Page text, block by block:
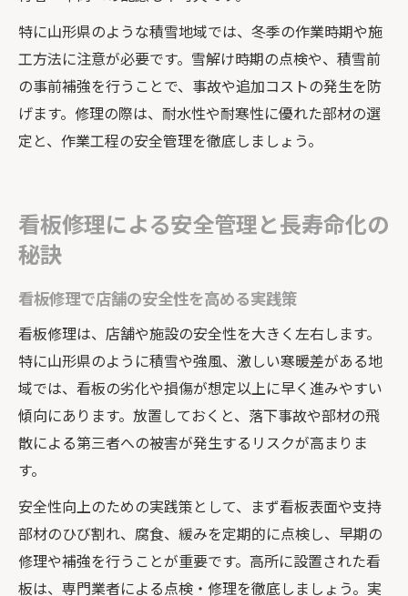
特に山形県のような積雪地域では、冬季の作業時期や施
工方法に注意が必要です。雪解け時期の点検や、積雪前
の事前補強を行うことで、事故や追加コストの発生を防
げます。修理の際は、耐水性や耐寒性に優れた部材の選
定と、作業工程の安全管理を徹底しましょう。
看板修理による安全管理と長寿命化の
秘訣
看板修理で店舗の安全性を高める実践策
看板修理は、店舗や施設の安全性を大きく左右します。
特に山形県のように積雪や強風、激しい寒暖差がある地
域では、看板の劣化や損傷が想定以上に早く進みやすい
傾向にあります。放置しておくと、落下事故や部材の飛
散による第三者への被害が発生するリスクが高まりま
す。
安全性向上のための実践策として、まず看板表面や支持
部材のひび割れ、腐食、緩みを定期的に点検し、早期の
修理や補強を行うことが重要です。高所に設置された看
板は、専門業者による点検・修理を徹底しましょう。実